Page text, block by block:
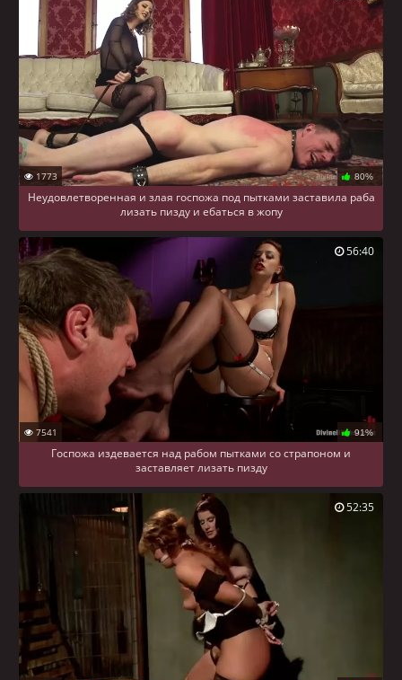
1773 80%
Неудовлетворенная и злая госпожа под пытками заставила раба
лизать пизду и ебаться в жопу
7541 91%
Госпожа издевается над рабом пытками со страпоном и
заставляет лизать пизду
56:40
52:35